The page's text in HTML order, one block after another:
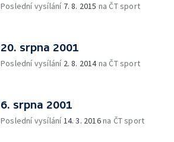
Poslední vysílání 7. 8. 2015 na ČT sport
20. srpna 2001
Poslední vysílání 2. 8. 2014na ČT sport
6. srpna 2001
Poslední vysílání14. 3. 2016na ČT sport